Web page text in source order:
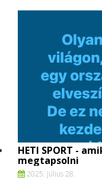
HETI SPORT -
megtapsolni
2025. július 28.